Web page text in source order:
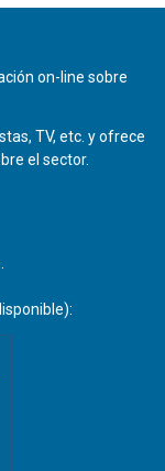
on-line sobre
TV, etc. y ofrece
el sector.
.